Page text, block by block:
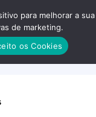
para melhorar a
de marketing.
os Cookies